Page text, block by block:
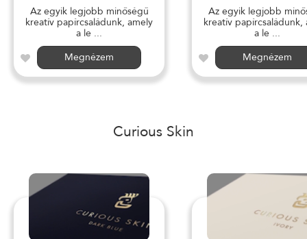
Az egyik legjobb minőségű
kreatív papírcsaládunk, amely
a le ...
Megnézem
Az egyik legjobb
kreatív papírcsaládunk,
a le ...
Megnézem
Curious Skin